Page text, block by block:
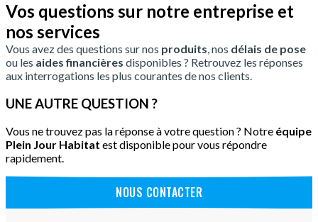
Vos questions sur notre entreprise et
nos services
Vous avez des questions sur nos produits, nos délais de pose
ou les aides financières disponibles ? Retrouvez les réponses
aux interrogations les plus courantes de nos clients.
UNE AUTRE QUESTION ?
Vous ne trouvez pas la réponse à votre question ? Notre équipe
Plein Jour Habitat est disponible pour vous répondre
rapidement.
NOUS CONTACTER